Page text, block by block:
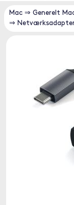
Mac ⇒ Generelt
⇒